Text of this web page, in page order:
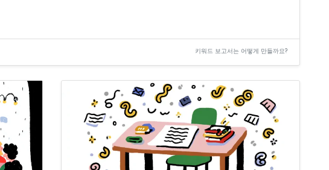
키워드 보고서는 어떻게 만들까요?